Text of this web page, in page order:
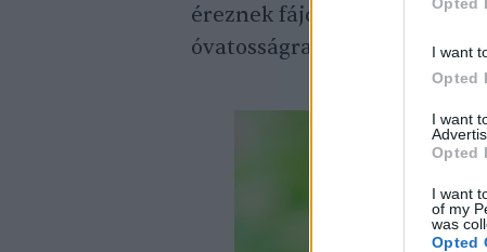
I want
Opted
I want
Opted
I want
of my
was
Opted
éreznek fájdalmat, mint az
óvatosságra intsenek.